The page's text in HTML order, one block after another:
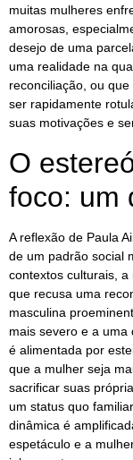
muitas mulheres
amorosas,
desejo de uma
uma realidade na
reconciliação, ou
ser rapidamente
suas motivações e
O
foco: um
A reflexão de Paula
de um padrão social
contextos culturais,
que recusa uma
masculina
mais severo e a uma
é alimentada por
que a mulher seja
sacrificar suas
um status quo
dinâmica é
espetáculo e a